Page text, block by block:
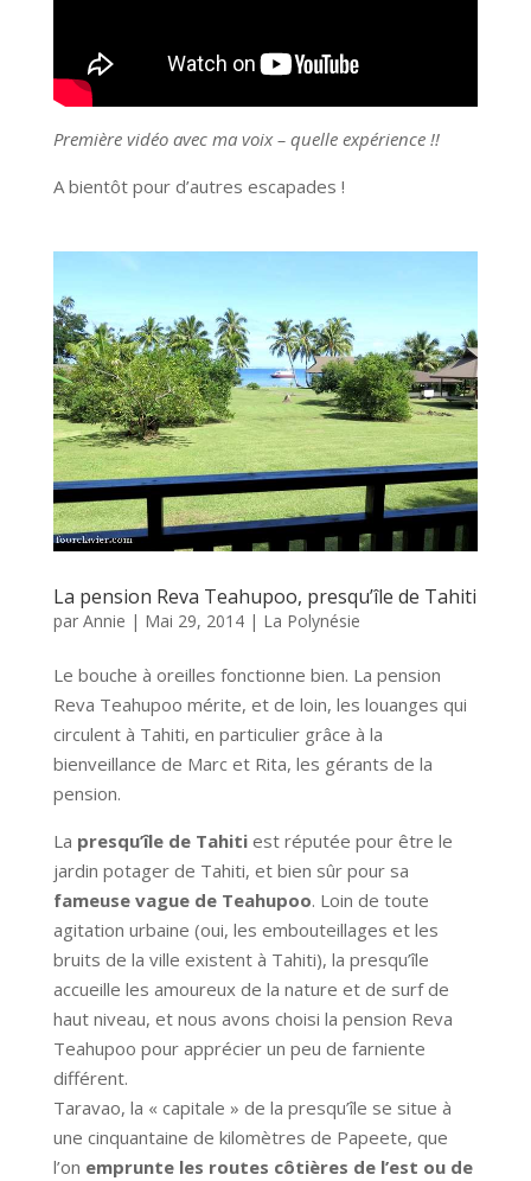
Première vidéo avec ma voix – quelle expérience !!
A bientôt pour d’autres escapades !
La pension Reva Teahupoo, presqu’île de Tahiti
par Annie | Mai 29, 2014| La Polynésie
Le bouche à oreilles fonctionne bien. La pension
Reva Teahupoo mérite, et de loin, les louanges qui
circulent à Tahiti, en particulier grâce à la
bienveillance de Marc et Rita, les gérants de la
pension.
La presqu’île de Tahitiest réputée pour être le
jardin potager de Tahiti, et bien sûr pour sa
fameuse vague de Teahupoo. Loin de toute
agitation urbaine (oui, les embouteillages et les
bruits de la ville existent à Tahiti), la presqu’île
accueille les amoureux de la nature et de surf de
haut niveau, et nous avons choisi la pension Reva
Teahupoo pour apprécier un peu de farniente
différent.
Taravao, la « capitale » de la presqu’île se situe à
une cinquantaine de kilomètres de Papeete, que
l’on emprunte les routes côtières de l’est ou de